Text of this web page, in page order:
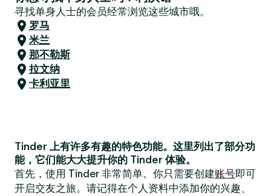
寻找单身人士的会员经常浏览这些城市哦。
罗马
米兰
那不勒斯
拉文纳
卡利亚里
Tinder 上有许多有趣的特色功能。这里列出了部分功
能，它们能大大提升你的 Tinder 体验。
首先，使用 Tinder 非常简单。你只需要创建账号即可
开启交友之旅。请记得在个人资料中添加你的兴趣、